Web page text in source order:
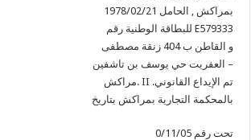
1978/02/21 بمراكش , الحامل
للبطاقة الوطنية رقم E579333
و القاطن ب 404 زنقة مصطفى
العفريت حي يوسف بن تاشفين –
مراكش. II .تم الإيداع القانوني
بالمحكمة التجارية بمراكش بتاريخ
0/11/05 تحت رقم